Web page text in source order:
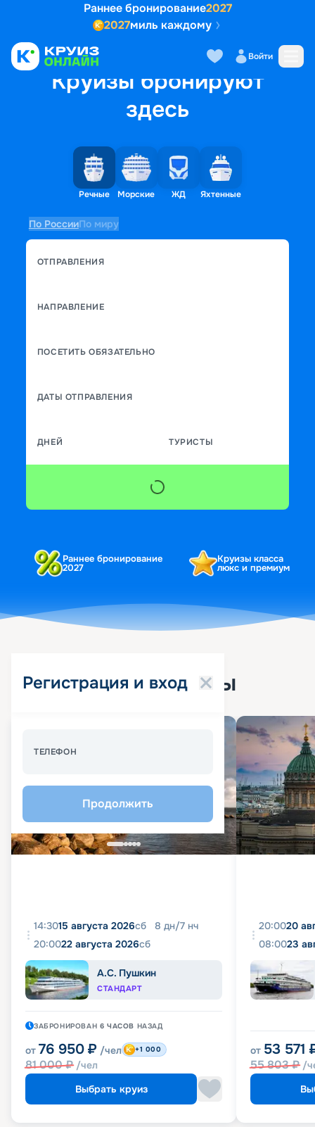
Раннее бронирование2027
2027миль каждому
Войти
Круизы бронируют
здесь
Речные Морские ЖД Яхтенные
По РоссииПо миру
ОТПРАВЛЕНИЯ
НАПРАВЛЕНИЕ
ПОСЕТИТЬ ОБЯЗАТЕЛЬНО
ДАТЫ ОТПРАВЛЕНИЯ
ДНЕЙ ТУРИСТЫ
Раннее бронирование
2027
Круизы класса
люкс и премиум
Регистрация и вход
ТЕЛЕФОН
Продолжить
Популярные круизы
14:3015 августа 2026сб 8 дн/7 нч
20:0022 августа 2026сб
А.С. Пушкин
СТАНДАРТ
ЗАБРОНИРОВАН 6 ЧАСОВ НАЗАД
от 76 950 ₽ /чел
81 000₽ /чел
+1 000
Выбрать круиз
20:0020
08:0023
от 53 571
55 803₽ /